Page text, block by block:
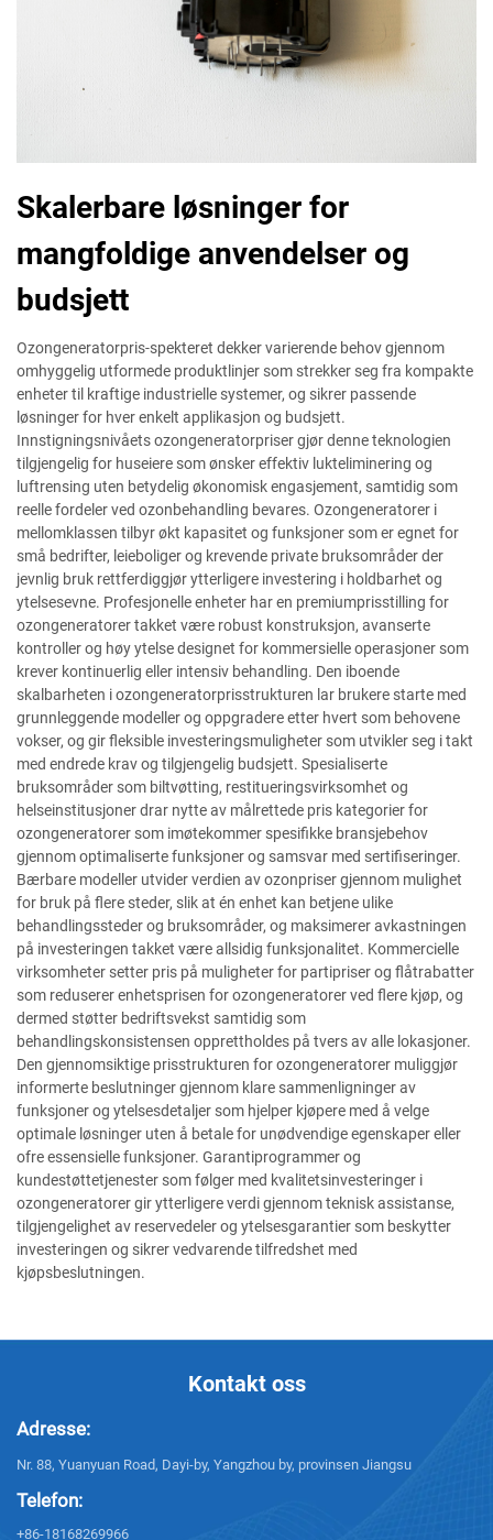
Skalerbare løsninger for
mangfoldige anvendelser og
budsjett
Ozongeneratorpris-spekteret dekker varierende behov gjennom
omhyggelig utformede produktlinjer som strekker seg fra kompakte
enheter til kraftige industrielle systemer, og sikrer passende
løsninger for hver enkelt applikasjon og budsjett.
Innstigningsnivåets ozongeneratorpriser gjør denne teknologien
tilgjengelig for huseiere som ønsker effektiv lukteliminering og
luftrensing uten betydelig økonomisk engasjement, samtidig som
reelle fordeler ved ozonbehandling bevares. Ozongeneratorer i
mellomklassen tilbyr økt kapasitet og funksjoner som er egnet for
små bedrifter, leieboliger og krevende private bruksområder der
jevnlig bruk rettferdiggjør ytterligere investering i holdbarhet og
ytelsesevne. Profesjonelle enheter har en premiumprisstilling for
ozongeneratorer takket være robust konstruksjon, avanserte
kontroller og høy ytelse designet for kommersielle operasjoner som
krever kontinuerlig eller intensiv behandling. Den iboende
skalbarheten i ozongeneratorprisstrukturen lar brukere starte med
grunnleggende modeller og oppgradere etter hvert som behovene
vokser, og gir fleksible investeringsmuligheter som utvikler seg i takt
med endrede krav og tilgjengelig budsjett. Spesialiserte
bruksområder som biltvøtting, restitueringsvirksomhet og
helseinstitusjoner drar nytte av målrettede pris kategorier for
ozongeneratorer som imøtekommer spesifikke bransjebehov
gjennom optimaliserte funksjoner og samsvar med sertifiseringer.
Bærbare modeller utvider verdien av ozonpriser gjennom mulighet
for bruk på flere steder, slik at én enhet kan betjene ulike
behandlingssteder og bruksområder, og maksimerer avkastningen
på investeringen takket være allsidig funksjonalitet. Kommercielle
virksomheter setter pris på muligheter for partipriser og flåtrabatter
som reduserer enhetsprisen for ozongeneratorer ved flere kjøp, og
dermed støtter bedriftsvekst samtidig som
behandlingskonsistensen opprettholdes på tvers av alle lokasjoner.
Den gjennomsiktige prisstrukturen for ozongeneratorer muliggjør
informerte beslutninger gjennom klare sammenligninger av
funksjoner og ytelsesdetaljer som hjelper kjøpere med å velge
optimale løsninger uten å betale for unødvendige egenskaper eller
ofre essensielle funksjoner. Garantiprogrammer og
kundestøttetjenester som følger med kvalitetsinvesteringer i
ozongeneratorer gir ytterligere verdi gjennom teknisk assistanse,
tilgjengelighet av reservedeler og ytelsesgarantier som beskytter
investeringen og sikrer vedvarende tilfredshet med
kjøpsbeslutningen.
Kontakt oss
Adresse:
Nr. 88, Yuanyuan Road, Dayi-by, Yangzhou by, provinsen Jiangsu
Telefon:
+86-18168269966